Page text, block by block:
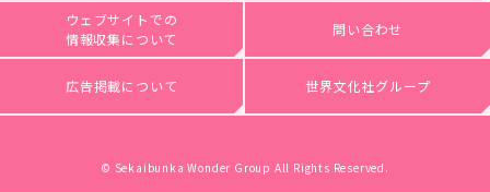
ウェブサイトでの
情報収集について
問い合わせ
広告掲載について 世界文化社グループ
© Sekaibunka Wonder Group All Rights Reserved.